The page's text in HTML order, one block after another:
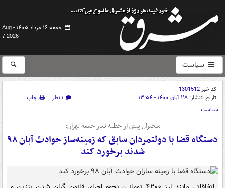
جمعه ۱۶ مرداد ۱۴۰۵ -
Aug
7 2026
سیاست
کد خبر1301512
تاریخ انتشار: ۲۸ آبان ۱۴۰۰ - ۱۳:۵۴ ۱ نظر
چاپ
سیاست
سخنران پیش از خطبه‌ نماز جمعه تهران:
دستگاه قضا با دولتمردان سابق که زمینه‌ساز حوادث آبان ۹۸
شدند برخورد کند